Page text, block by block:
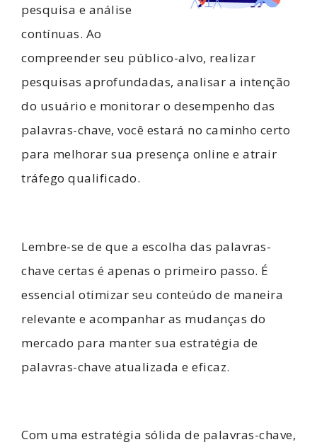
pesquisa e análise
contínuas. Ao
compreender seu público-alvo, realizar
pesquisas aprofundadas, analisar a intenção
do usuário e monitorar o desempenho das
palavras-chave, você estará no caminho certo
para melhorar sua presença online e atrair
tráfego qualificado.
Lembre-se de que a escolha das palavras-
chave certas é apenas o primeiro passo. É
essencial otimizar seu conteúdo de maneira
relevante e acompanhar as mudanças do
mercado para manter sua estratégia de
palavras-chave atualizada e eficaz.
Com uma estratégia sólida de palavras-chave,